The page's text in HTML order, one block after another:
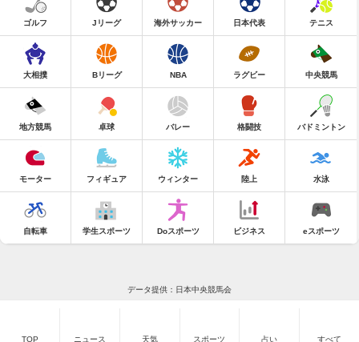
ゴルフ Jリーグ 海外サッカー 日本代表 テニス
大相撲 Bリーグ NBA ラグビー 中央競馬
地方競馬 卓球 バレー 格闘技 バドミントン
モーター フィギュア ウィンター 陸上 水泳
自転車 学生スポーツ Doスポーツ ビジネス eスポーツ
データ提供：日本中央競馬会
TOP ニュース 天気 スポーツ 占い すべて